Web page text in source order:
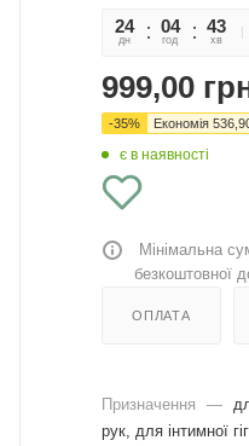
24
дн
04
год
43
хв
999,00
-35% Економія
є в наявності
Мінімальна
безкоштовної
ОПЛАТА
Призначення —
рук, для інтимної